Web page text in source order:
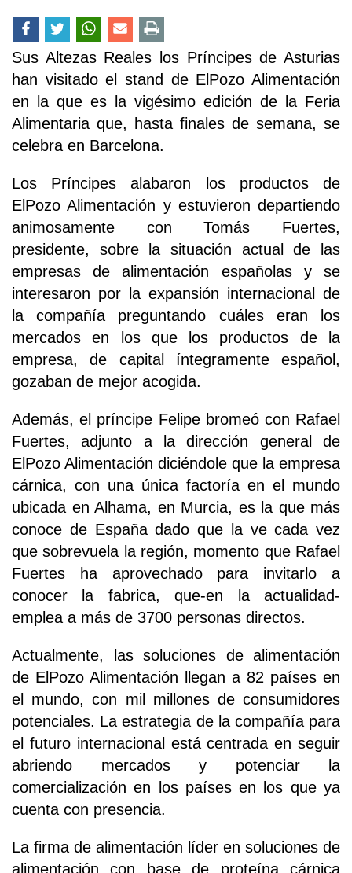
Sus Altezas Reales los Príncipes de Asturias
han visitado el stand de ElPozo Alimentación
en la que es la vigésimo edición de la Feria
Alimentaria que, hasta finales de semana, se
celebra en Barcelona.
Los Príncipes alabaron los productos de
ElPozo Alimentación y estuvieron departiendo
animosamente con Tomás Fuertes,
presidente, sobre la situación actual de las
empresas de alimentación españolas y se
interesaron por la expansión internacional de
la compañía preguntando cuáles eran los
mercados en los que los productos de la
empresa, de capital íntegramente español,
gozaban de mejor acogida.
Además, el príncipe Felipe bromeó con Rafael
Fuertes, adjunto a la dirección general de
ElPozo Alimentación diciéndole que la empresa
cárnica, con una única factoría en el mundo
ubicada en Alhama, en Murcia, es la que más
conoce de España dado que la ve cada vez
que sobrevuela la región, momento que Rafael
Fuertes ha aprovechado para invitarlo a
conocer la fabrica, que-en la actualidad-
emplea a más de 3700 personas directos.
Actualmente, las soluciones de alimentación
de ElPozo Alimentación llegan a 82 países en
el mundo, con mil millones de consumidores
potenciales. La estrategia de la compañía para
el futuro internacional está centrada en seguir
abriendo mercados y potenciar la
comercialización en los países en los que ya
cuenta con presencia.
La firma de alimentación líder en soluciones de
alimentación con base de proteína cárnica